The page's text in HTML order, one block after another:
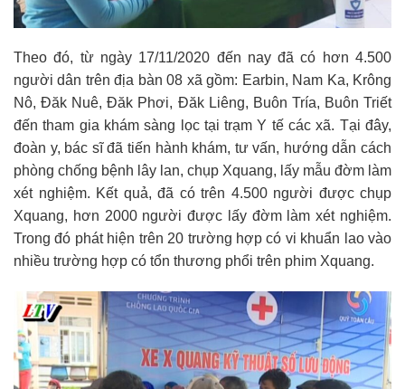
Theo đó, từ ngày 17/11/2020 đến nay đã có hơn 4.500
người dân trên địa bàn 08 xã gồm: Earbin, Nam Ka, Krông
Nô, Đăk Nuê, Đăk Phơi, Đăk Liêng, Buôn Tría, Buôn Triết
đến tham gia khám sàng lọc tại trạm Y tế các xã. Tại đây,
đoàn y, bác sĩ đã tiến hành khám, tư vấn, hướng dẫn cách
phòng chống bệnh lây lan, chụp Xquang, lấy mẫu đờm làm
xét nghiệm. Kết quả, đã có trên 4.500 người được chụp
Xquang, hơn 2000 người được lấy đờm làm xét nghiệm.
Trong đó phát hiện trên 20 trường hợp có vi khuẩn lao vào
nhiều trường hợp có tổn thương phổi trên phim Xquang.